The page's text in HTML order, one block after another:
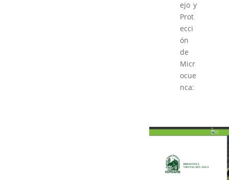
ejo y
Prot
ecci
ón
de
Micr
ocue
nca: